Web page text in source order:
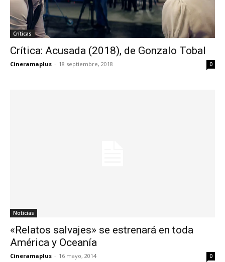
Críticas
Crítica: Acusada (2018), de Gonzalo Tobal
Cineramaplus - 18 septiembre, 2018 0
Noticias
«Relatos salvajes» se estrenará en toda
América y Oceanía
Cineramaplus - 16 mayo, 2014 0